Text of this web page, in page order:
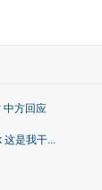
中方回应
这是我干...